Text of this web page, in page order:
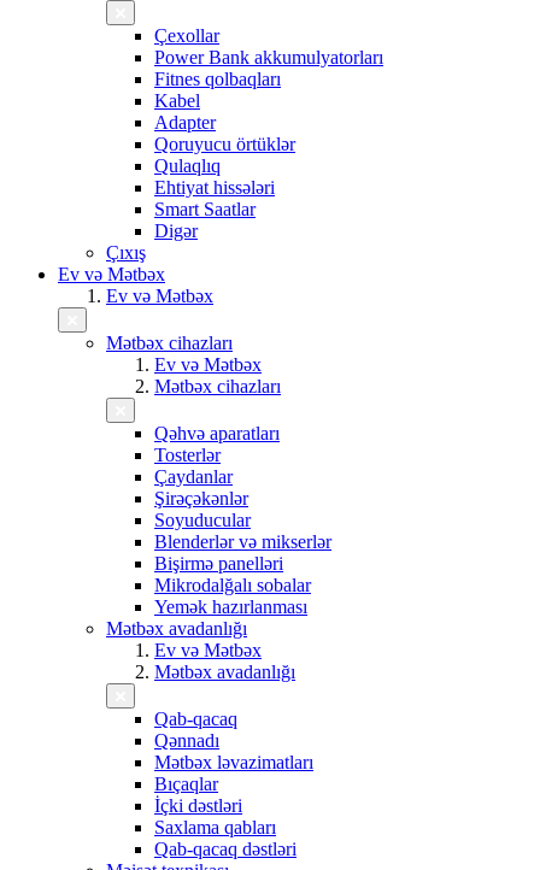
Çexollar
Power Bank akkumulyatorları
Fitnes qolbaqları
Kabel
Adapter
Qoruyucu örtüklər
Qulaqlıq
Ehtiyat hissələri
Smart Saatlar
Digər
Çıxış
Ev və Mətbəx
Ev və Mətbəx
Mətbəx cihazları
Ev və Mətbəx
Mətbəx cihazları
Qəhvə aparatları
Tosterlər
Çaydanlar
Şirəçəkənlər
Soyuducular
Blenderlər və mikserlər
Bişirmə panelləri
Mikrodalğalı sobalar
Yemək hazırlanması
Mətbəx avadanlığı
Ev və Mətbəx
Mətbəx avadanlığı
Qab-qacaq
Qənnadı
Mətbəx ləvazimatları
Bıçaqlar
İçki dəstləri
Saxlama qabları
Qab-qacaq dəstləri